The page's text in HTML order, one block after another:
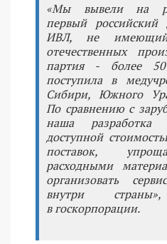
«Мы вывели на
первый
ИВЛ, не имеющий
отечественных
партия - более
поступила в
Сибири, Южного
По сравнению с
наша разработка
доступной
поставок,
расходными
организовать
внутри
в госкорпорации.